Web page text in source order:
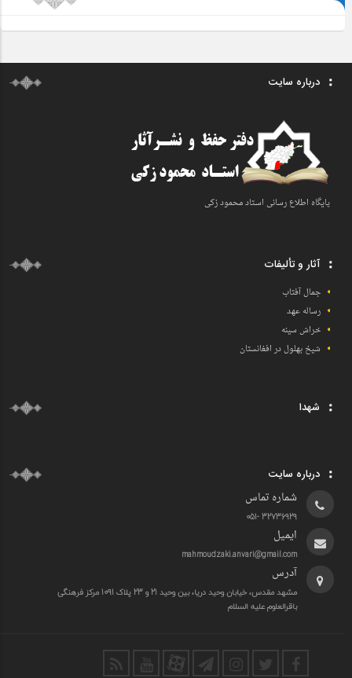
درباره سایت
پایگاه اطلاع رسانی اسـتاد محمود زکی
آثار و تألیفات
جمال آفتاب
رساله عهد
خراش سینه
شیخ بهلول در افغانستان
شهدا
درباره سایت
شماره تماس
32736929 -051
ایمیل
mahmoudzaki.anvari@gmail.com
آدرس
مشهد مقدس، خیابان وحید دریا، بین وحید 21 و 23 پلاک 1091 مرکز فرهنگی
باقرالعلوم علیه السلام